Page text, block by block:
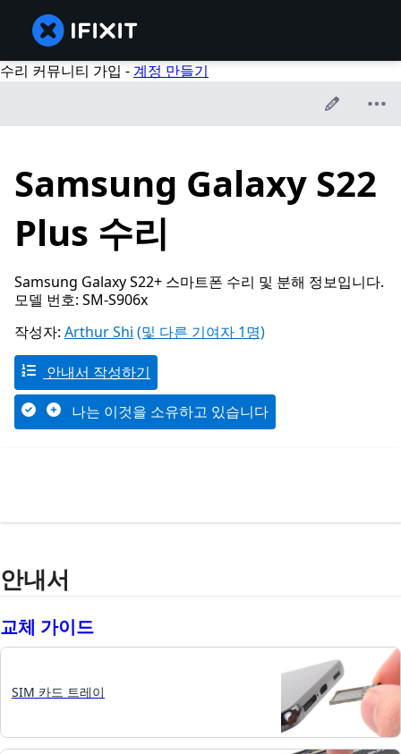
수리 커뮤니티 가입 -계정 만들기
Samsung Galaxy S22
Plus 수리
Samsung Galaxy S22+ 스마트폰 수리 및 분해 정보입니다.
모델 번호: SM-S906x
작성자: Arthur Shi (및 다른 기여자 1명)
안내서 작성하기
나는 이것을 소유하고 있습니다
안내서
교체 가이드
SIM 카드 트레이